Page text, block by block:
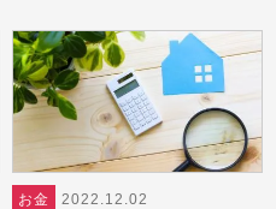
お金 2022.12.02